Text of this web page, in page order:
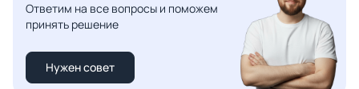
Ответим на все вопросы и поможем
принять решение
Нужен совет